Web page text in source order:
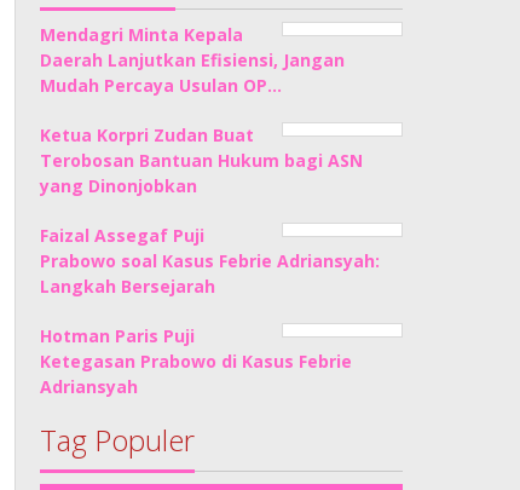
Mendagri Minta Kepala
Daerah Lanjutkan Efisiensi, Jangan
Mudah Percaya Usulan OP…
Ketua Korpri Zudan Buat
Terobosan Bantuan Hukum bagi ASN
yang Dinonjobkan
Faizal Assegaf Puji
Prabowo soal Kasus Febrie Adriansyah:
Langkah Bersejarah
Hotman Paris Puji
Ketegasan Prabowo di Kasus Febrie
Adriansyah
Tag Populer